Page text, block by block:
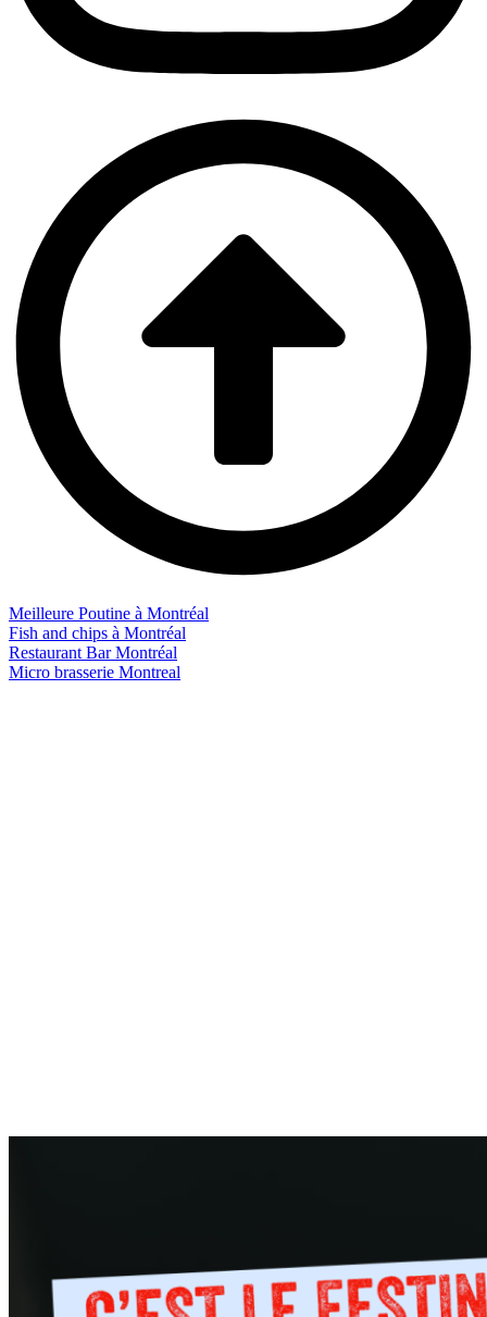
Meilleure Poutine à Montréal
Fish and chips à Montréal
Restaurant Bar Montréal
Micro brasserie Montreal